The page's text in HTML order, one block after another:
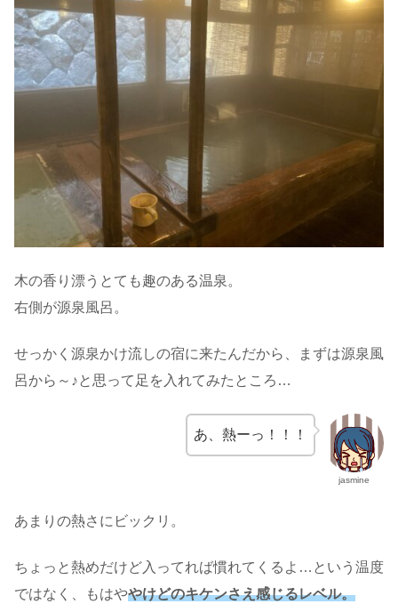
木の香り漂うとても趣のある温泉。
右側が源泉風呂。
せっかく源泉かけ流しの宿に来たんだから、まずは源泉風
呂から～♪と思って足を入れてみたところ…
jasmine
あ、熱ーっ！！！
あまりの熱さにビックリ。
ちょっと熱めだけど入ってれば慣れてくるよ…という温度
ではなく、もはややけどのキケンさえ感じるレベル。